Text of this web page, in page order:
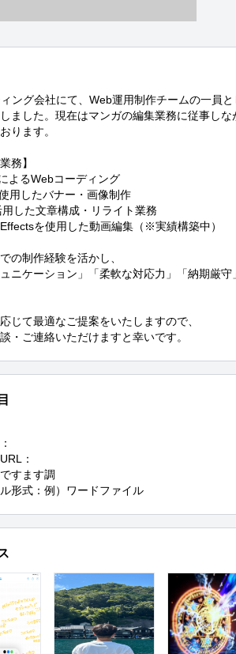
ング会社にて、Web運用制作チームの一員
ました。現在はマンガの編集業務に従事し
ります。
務】
よるWebコーディング
用したバナー・画像制作
した文章構成・リライト業務
を使用した動画編集（※実績構築中）
の制作経験を活かし、
ュニケーション」「柔軟な対応力」「納期厳
じて最適なご提案をいたしますので、
・ご連絡いただけますと幸いです。
：
すます調
形式：例）ワードファイル